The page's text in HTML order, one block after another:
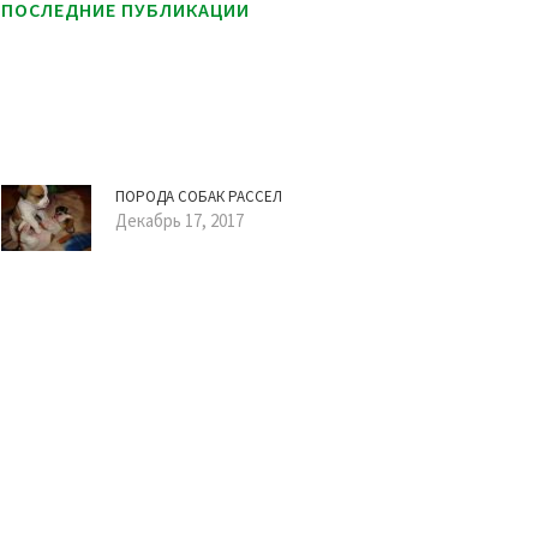
ПОСЛЕДНИЕ ПУБЛИКАЦИИ
ПОРОДА СОБАК РАССЕЛ
Декабрь 17, 2017